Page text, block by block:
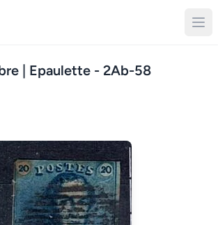
| Epaulette - 2Ab-58